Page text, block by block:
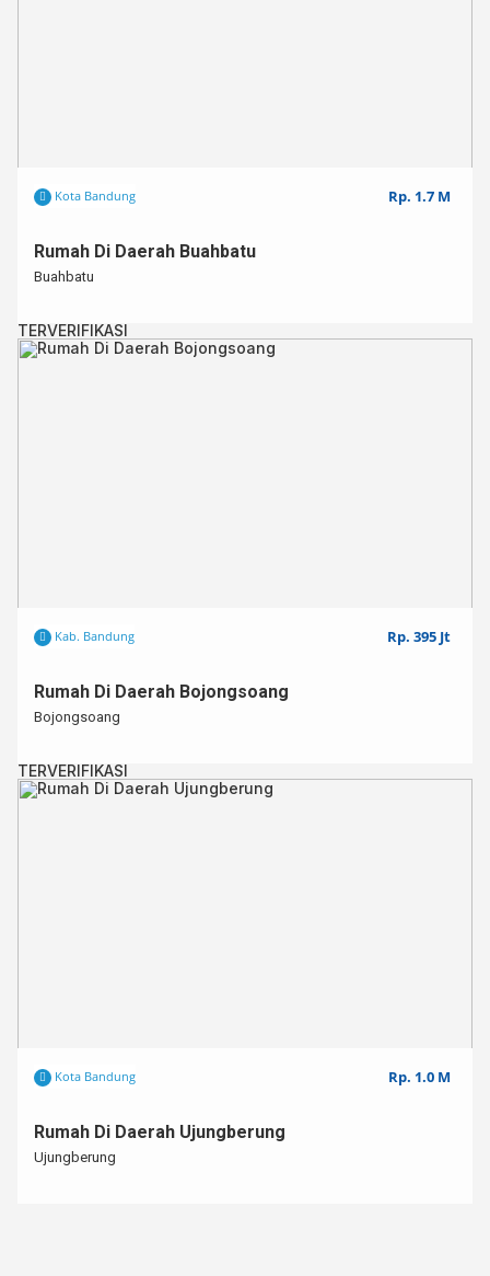
Kota Bandung Rp. 1.7 M
Rumah Di Daerah Buahbatu
Buahbatu
TERVERIFIKASI
Kab. Bandung Rp. 395 Jt
Rumah Di Daerah Bojongsoang
Bojongsoang
TERVERIFIKASI
Kota Bandung Rp. 1.0 M
Rumah Di Daerah Ujungberung
Ujungberung